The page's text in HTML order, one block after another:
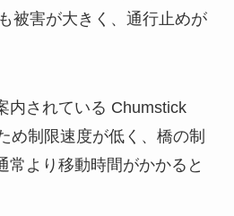
被害が大きく、通行止めが
内されている Chumstick
め制限速度が低く、橋の制
常より移動時間がかかると